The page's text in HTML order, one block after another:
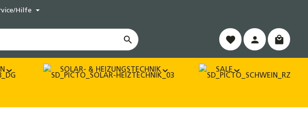
Hilfe
SOLAR- & HEIZUNGSTECHNIK SALE